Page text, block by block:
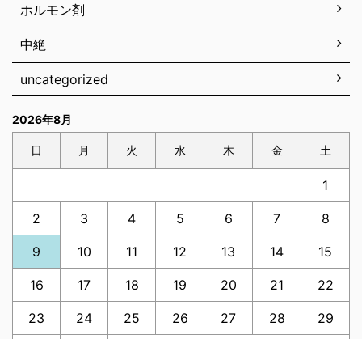
ホルモン剤
中絶
uncategorized
2026年8月
日 月 火 水 木 金 土
1
2 3 4 5 6 7 8
9 10 11 12 13 14 15
16 17 18 19 20 21 22
23 24 25 26 27 28 29